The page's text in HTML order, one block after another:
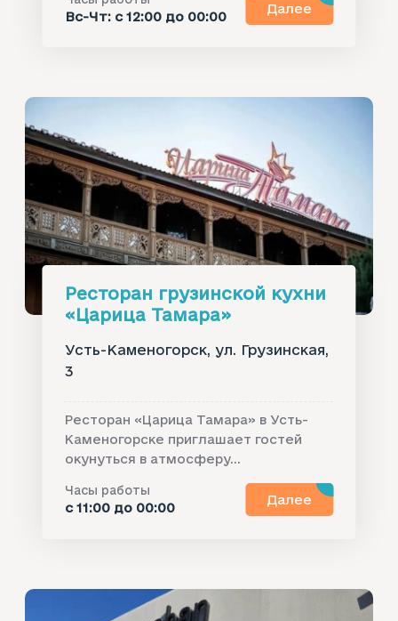
Вс-Чт: с 12:00 до 00:00
Далее
Ресторан грузинской кухни
«‎Царица Тамара»
Усть-Каменогорск, ул. Грузинская,
3
Ресторан «Царица Тамара» в Усть-
Каменогорске приглашает гостей
окунуться в атмосферу...
Часы работы
с 11:00 до 00:00
Далее